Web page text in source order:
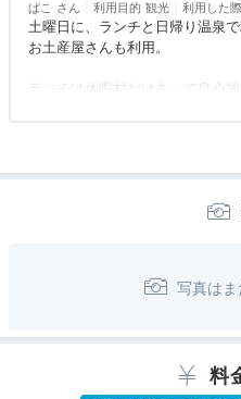
ぱこ 利用目的 観光 利用した
土曜日に、ランチと日帰り温泉で
お土産屋さんも利用。
ランチは休暇村だけあって良心
予想外に美味しかったようです。
使えると思います。
ロビーも広いので、待ち合わせ
アクセス 4.0 コスパ 4.0 客室 評価
料